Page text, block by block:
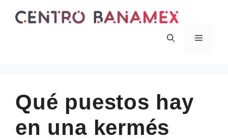
Menu
Qué puestos hay
en una kermés